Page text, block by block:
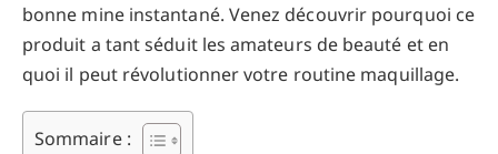
bonne mine instantané. Venez découvrir pourquoi ce
produit a tant séduit les amateurs de beauté et en
quoi il peut révolutionner votre routine maquillage.
Sommaire :